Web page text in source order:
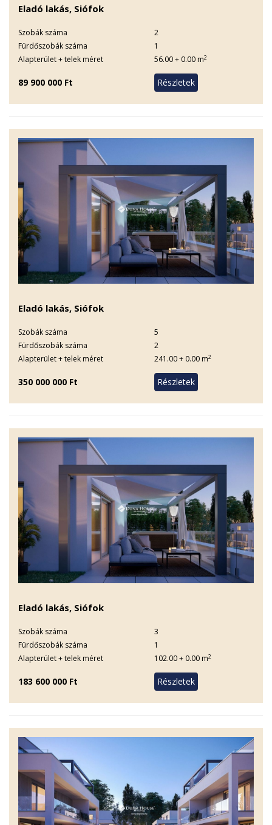
Eladó lakás, Siófok
Szobák száma
2
Fürdőszobák száma
1
Alapterület + telek méret
56.00 + 0.00 m2
89 900 000 Ft
Eladó lakás, Siófok
Szobák száma
5
Fürdőszobák száma
2
Alapterület + telek méret
241.00 + 0.00 m2
350 000 000 Ft
Eladó lakás, Siófok
Szobák száma
3
Fürdőszobák száma
1
Alapterület + telek méret
102.00 + 0.00 m2
183 600 000 Ft